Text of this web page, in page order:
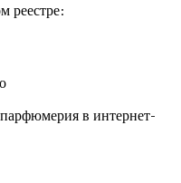
реестре:
в интернет-